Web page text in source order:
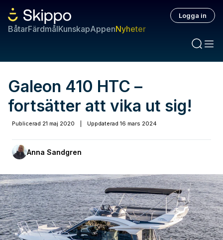
BåtarFärdmålKunskapAppenNyheter
Logga in
Galeon 410 HTC –
fortsätter att vika ut sig!
Publicerad 21 maj 2020 Uppdaterad 16 mars 2024
Anna Sandgren